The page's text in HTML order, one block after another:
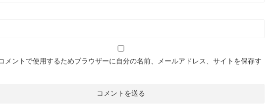
メントで使用するためブラウザーに自分の名前、メールアドレス、サイトを保存す